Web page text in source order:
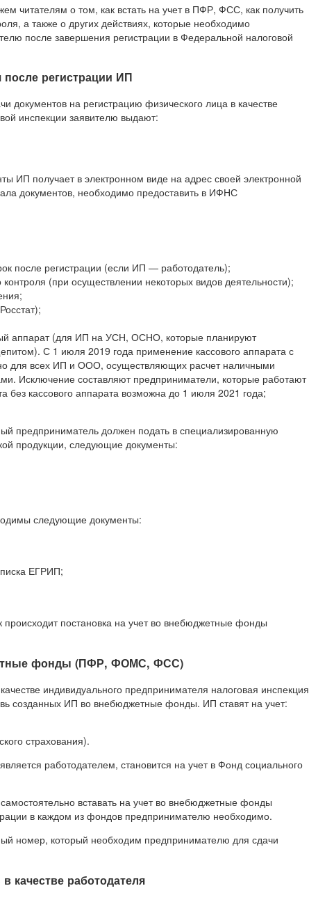
читателям о том, как встать на учет в ПФР, ФСС, как получить
а также о других действиях, которые необходимо
после завершения регистрации в Федеральной налоговой
регистрации ИП
документов на регистрацию физического лица в качестве
инспекции заявителю выдают:
ИП получает в электронном виде на адрес своей электронной
документов, необходимо предоставить в ИФНС
после регистрации (если ИП — работодатель);
(при осуществлении некоторых видов деятельности);
аппарат (для ИП на УСН, ОСНО, которые планируют
С 1 июля 2019 года применение кассового аппарата с
для всех ИП и ООО, осуществляющих расчет наличными
Исключение составляют предприниматели, которые работают
без кассового аппарата возможна до 1 июля 2021 года;
предприниматель должен подать в специализированную
продукции, следующие документы:
следующие документы:
ЕГРИП;
постановка на учет во внебюджетные фонды
фонды (ПФР, ФОМС, ФСС)
индивидуального предпринимателя налоговая инспекция
созданных ИП во внебюджетные фонды. ИП ставят на учет:
страхования).
работодателем, становится на учет в Фонд социального
вставать на учет во внебюджетные фонды
в каждом из фондов предпринимателю необходимо.
номер, который необходим предпринимателю для сдачи
работодателя